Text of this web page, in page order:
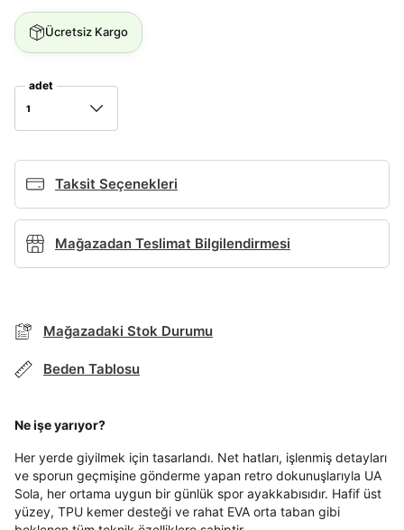
Ücretsiz Kargo
adet
1
Taksit Seçenekleri
Mağazadan Teslimat Bilgilendirmesi
Mağazadaki Stok Durumu
Beden Tablosu
Ne işe yarıyor?
Her yerde giyilmek için tasarlandı. Net hatları, işlenmiş detayları
ve sporun geçmişine gönderme yapan retro dokunuşlarıyla UA
Sola, her ortama uygun bir günlük spor ayakkabısıdır. Hafif üst
yüzey, TPU kemer desteği ve rahat EVA orta taban gibi
E-posta
Şifre
Şifremi Unuttum
Giriş Yap
Telefon Numarası*
E-posta Adresi*
Şifre*